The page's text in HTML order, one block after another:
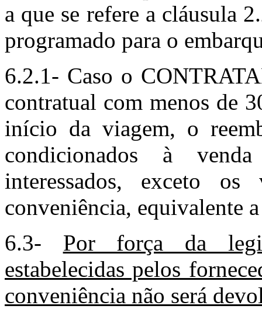
a que se refere a cláusula
programado para o
6.2.1- Caso o
contratual com menos de
início da viagem, o
condicionados à
interessados, exceto
conveniência, equivalente
6.3- Por força da
estabelecidas pelos
conveniência não será